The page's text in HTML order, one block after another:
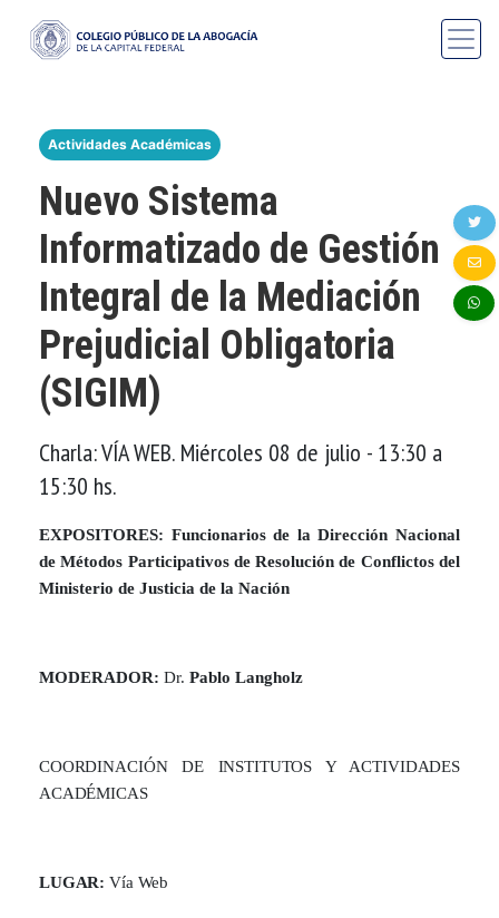
Actividades Académicas
Nuevo Sistema
Informatizado de Gestión
Integral de la Mediación
Prejudicial Obligatoria
(SIGIM)
Charla: VÍA WEB. Miércoles 08 de julio - 13:30 a
15:30 hs.
EXPOSITORES: Funcionarios de la Dirección Nacional
de Métodos Participativos de Resolución de Conflictos del
Ministerio de Justicia de la Nación
MODERADOR: Dr. Pablo Langholz
COORDINACIÓN DE INSTITUTOS Y ACTIVIDADES
ACADÉMICAS
LUGAR:Vía Web